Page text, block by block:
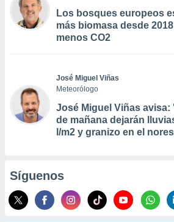
Los bosques europeos
más biomasa desde
menos CO2
José Miguel Viñas
Meteorólogo
José Miguel Viñas
de mañana dejarán
l/m2 y granizo en el
Síguenos